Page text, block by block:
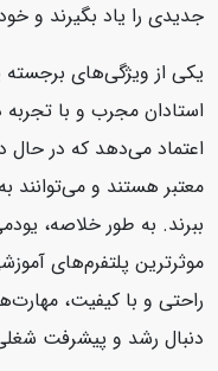
جدیدی را یاد بگیرند و خود
یکی از ویژگی‌های برجسته
استادان مجرب و با تجربه
اعتماد می‌دهد که در حال
معتبر هستند و می‌توانند
ببرند. به طور خلاصه،
موثرترین پلتفرم‌های
راحتی و با کیفیت،
دنبال رشد و پیشرفت